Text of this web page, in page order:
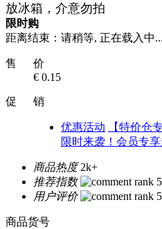
放冰箱，介意勿拍
限时购
距离结束： 请稍等, 正在载入中...
售 价
€ 0.15
促 销
优惠活动
【特价仓
限时来袭！会员专
商品热度 2k+
推荐指数
用户评价
商品货号